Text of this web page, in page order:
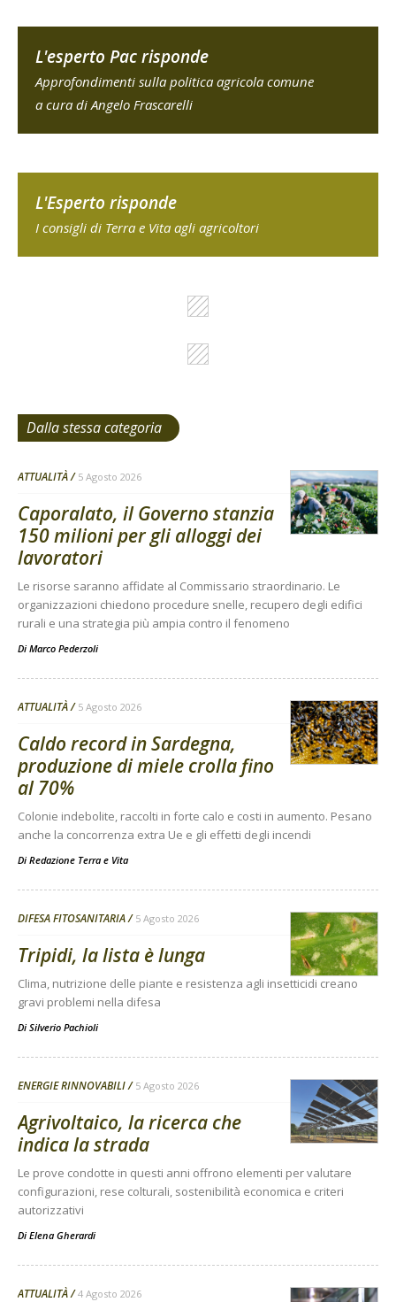
L'esperto Pac risponde
Approfondimenti sulla politica agricola comune
a cura di Angelo Frascarelli
L'Esperto risponde
I consigli di Terra e Vita agli agricoltori
Dalla stessa categoria
ATTUALITÀ 5 Agosto 2026
Caporalato, il Governo stanzia
150 milioni per gli alloggi dei
lavoratori
Le risorse saranno affidate al Commissario straordinario. Le
organizzazioni chiedono procedure snelle, recupero degli edifici
rurali e una strategia più ampia contro il fenomeno
Di Marco Pederzoli
ATTUALITÀ 5 Agosto 2026
Caldo record in Sardegna,
produzione di miele crolla fino
al 70%
Colonie indebolite, raccolti in forte calo e costi in aumento. Pesano
anche la concorrenza extra Ue e gli effetti degli incendi
Di Redazione Terra e Vita
DIFESA FITOSANITARIA 5 Agosto 2026
Tripidi, la lista è lunga
Clima, nutrizione delle piante e resistenza agli insetticidi creano
gravi problemi nella difesa
Di Silverio Pachioli
ENERGIE RINNOVABILI 5 Agosto 2026
Agrivoltaico, la ricerca che
indica la strada
Le prove condotte in questi anni offrono elementi per valutare
configurazioni, rese colturali, sostenibilità economica e criteri
autorizzativi
Di Elena Gherardi
ATTUALITÀ 4 Agosto 2026